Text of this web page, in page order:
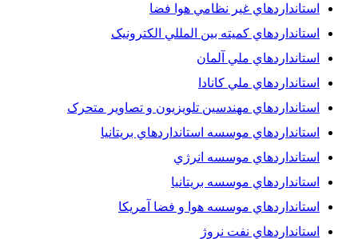
استانداردهاي غير نظامي هوا فضا
استانداردهاي کميته بين المللي الکترونيک
استانداردهاي ملي آلمان
استانداردهاي ملي کانادا
استانداردهاي مهندسين تلويزيون و تصاوير متحرک
استانداردهاي موسسه استانداردهاي بريتانيا
استانداردهاي موسسه انرژي
استانداردهاي موسسه بريتانيا
استانداردهاي موسسه هوا و فضا آمريکا
استانداردهاي نفت نروژ